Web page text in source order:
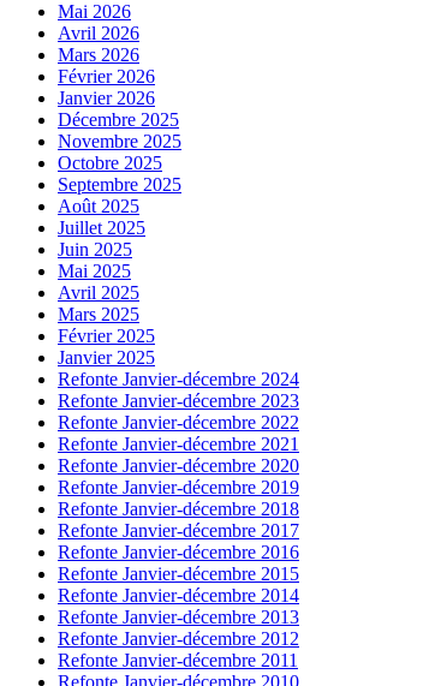
Mai 2026
Avril 2026
Mars 2026
Février 2026
Janvier 2026
Décembre 2025
Novembre 2025
Octobre 2025
Septembre 2025
Août 2025
Juillet 2025
Juin 2025
Mai 2025
Avril 2025
Mars 2025
Février 2025
Janvier 2025
Refonte Janvier-décembre 2024
Refonte Janvier-décembre 2023
Refonte Janvier-décembre 2022
Refonte Janvier-décembre 2021
Refonte Janvier-décembre 2020
Refonte Janvier-décembre 2019
Refonte Janvier-décembre 2018
Refonte Janvier-décembre 2017
Refonte Janvier-décembre 2016
Refonte Janvier-décembre 2015
Refonte Janvier-décembre 2014
Refonte Janvier-décembre 2013
Refonte Janvier-décembre 2012
Refonte Janvier-décembre 2011
Refonte Janvier-décembre 2010